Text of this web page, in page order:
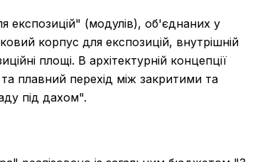
експозицій" (модулів), об'єднаних у
корпус для експозицій, внутрішній
площі. В архітектурній концепції
плавний перехід між закритими та
під дахом".